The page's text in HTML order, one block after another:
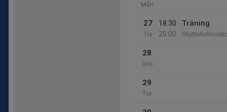
Mån
27
Tis
18:30
20:00
Träning
28
Ons
29
Tor